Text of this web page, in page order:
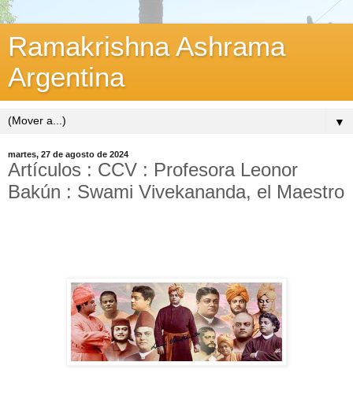
Ramakrishna Ashrama
Argentina
▼
martes, 27 de agosto de 2024
Artículos : CCV : Profesora Leonor
Bakún : Swami Vivekananda, el Maestro